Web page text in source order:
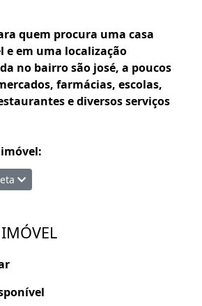
quem procura uma casa
em uma localização
no bairro são josé, a poucos
farmácias, escolas,
e diversos serviços